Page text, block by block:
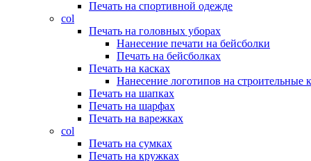
Печать на спортивной одежде
col
Печать на головных уборах
Нанесение печати на бейсболки
Печать на бейсболках
Печать на касках
Нанесение логотипов на строительные
Печать на шапках
Печать на шарфах
Печать на варежках
col
Печать на сумках
Печать на кружках